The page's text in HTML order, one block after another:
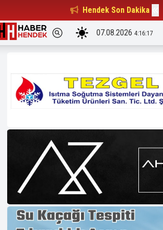
Hendek Son Dakika
Beşiktaşlılar Derneği Başkanı...
07.08.2026 4:16:19